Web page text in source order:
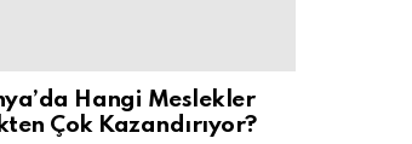
Hangi Meslekler
Çok Kazandırıyor?